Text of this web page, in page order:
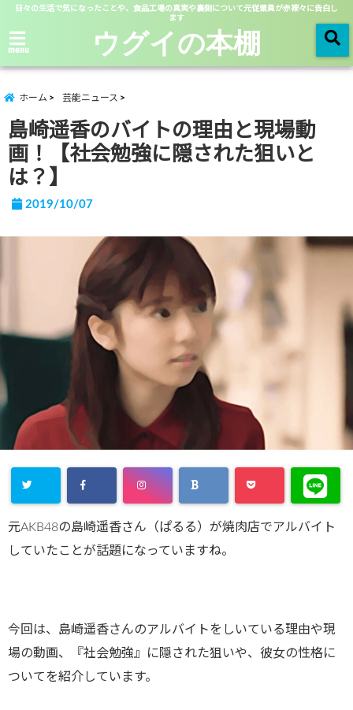
日々の生活で気になったことや、食品工場の真実や裏側について元従業員が赤裸々に告白し
ます
menu ウグイの本棚
ホーム 芸能ニュース
島崎遥香のバイトの理由と現場動
画！【社会勉強に隠された狙いと
は？】
2019/10/07
元AKB48の島崎遥香さん（ぱるる）が焼肉店でアルバイト
していたことが話題になっていますね。
今回は、島崎遥香さんのアルバイトをしいている理由や現
場の動画、『社会勉強』に隠された狙いや、彼女の性格に
ついてを紹介しています。